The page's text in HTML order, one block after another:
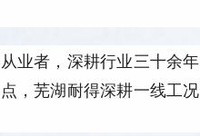
业者，深耕行业三十余
，芜湖耐得深耕一线工